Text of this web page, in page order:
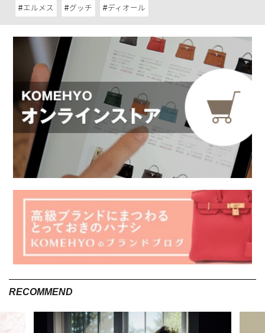
グッチ（GUCCI）エスパドリーユ
ルイ・ヴィトン（LOUIS VUITTON）エスパドリーユ
エスパドリーユの購入はリユースショップがおすすめ
レアなラインやアイテムに出会える
定価よりリーズナブルに買い物ができる
サステナブルに買い物を楽しめる
エスパドリーユを履いて足元のおしゃれを軽やかに楽し
もう
エスパドリーユとは
出典 : Shutterstock
エスパドリーユとは、底はジュート(麻)素材、アッパー（甲・
腰・踵部分）にはキャンバス地を使用したスリッポンシューズ
のこと。非常に軽く通気性に優れていて、カジュアルな雰囲気
にマッチします。もともとは農夫が履いていた作業靴のこと
今までは単色のカラーが人気でしたが、最近では柄やタッセル
が付いているものや、スエードやレザー素材のものなど、種類
が豊富です。リラックスして履けるのに上品な印象を与えやす
エルメス グッチ ディオール
RECOMMEND